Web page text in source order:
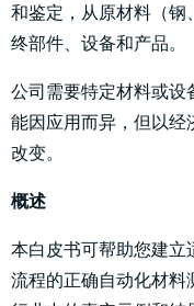
和鉴定，从原材料（钢
终部件、设备和产品。
公司需要特定材料或设
能因应用而异，但以经
改变。
概述
本白皮书可帮助您建立
流程的正确自动化材